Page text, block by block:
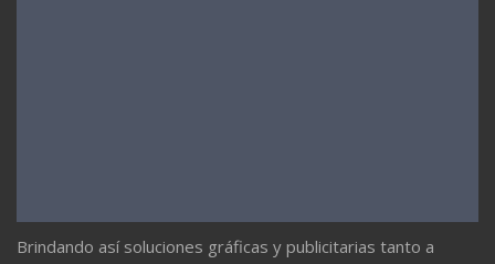
Brindando así soluciones gráficas y publicitarias tanto a